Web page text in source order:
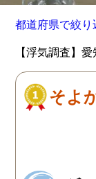
都道府県で絞
【浮気調査】
そよ